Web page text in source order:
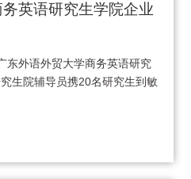
英语研究生学院企业
东外语外贸大学商务英语研究
生院辅导员携20名研究生到敏